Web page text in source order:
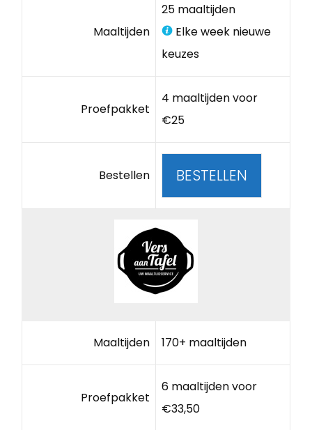
Maaltijden
25 maaltijden
Elke week nieuwe
keuzes
Proefpakket
4 maaltijden voor
€25
Bestellen BESTELLEN
Maaltijden 170+ maaltijden
Proefpakket
6 maaltijden voor
€33,50